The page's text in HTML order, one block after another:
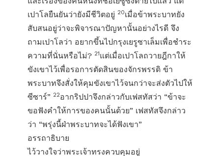
เปาโลยืนยันว่ายังมีชีวิตอยู่ 20เมื่อข้าพระบาทยัง
สับสนอยู่ว่าจะพิจารณาปัญหานั้นอย่างไรดี จึง
ถามเปาโลว่า อยากขึ้นไปกรุงเยรูซาเล็มเพื่อชำระ
ความที่นั่นหรือไม่? 21แต่เมื่อเปาโลถวายฎีกาให้
ขังเขาไว้เพื่อรอการตัดสินของจักรพรรดิ ข้า
พระบาทจึงสั่งให้คุมขังเขาไว้จนกว่าจะส่งตัวไปให้
ซีซาร์” 22อากริปปาจึงกล่าวกับเฟสทัสว่า “ข้าจะ
ขอฟังคำให้การของคนนั้นด้วย” เฟสทัสจึงกล่าว
ว่า “พรุ่งนี้ฝ่าพระบาทจะได้ฟังเขา”
อรรถาธิบาย
ไว้วางใจว่าพระเจ้าทรงควบคุมอยู่